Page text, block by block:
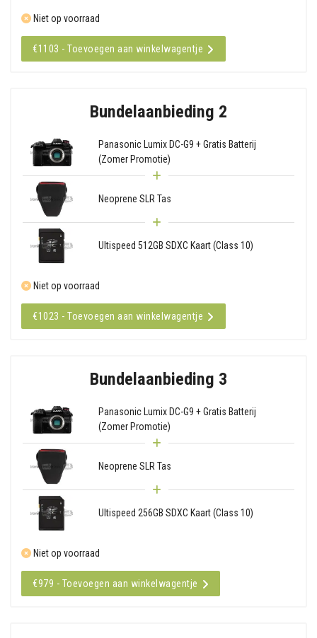
Niet op voorraad
€1103 - Toevoegen aan winkelwagentje
Bundelaanbieding 2
Panasonic Lumix DC-G9 + Gratis Batterij
(Zomer Promotie)
Neoprene SLR Tas
Ultispeed 512GB SDXC Kaart (Class 10)
Niet op voorraad
€1023 - Toevoegen aan winkelwagentje
Bundelaanbieding 3
Panasonic Lumix DC-G9 + Gratis Batterij
(Zomer Promotie)
Neoprene SLR Tas
Ultispeed 256GB SDXC Kaart (Class 10)
Niet op voorraad
€979 - Toevoegen aan winkelwagentje